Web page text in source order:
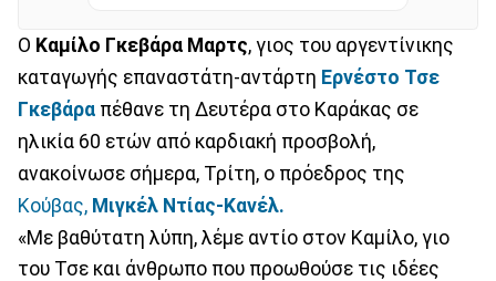
Ο Καμίλο Γκεβάρα Μαρτς, γιος του αργεντίνικης
καταγωγής επαναστάτη-αντάρτη Ερνέστο Τσε
Γκεβάρα πέθανε τη Δευτέρα στο Καράκας σε
ηλικία 60 ετών από καρδιακή προσβολή,
ανακοίνωσε σήμερα, Τρίτη, ο πρόεδρος της
Κούβας, Μιγκέλ Ντίας-Κανέλ.
«Με βαθύτατη λύπη, λέμε αντίο στον Καμίλο, γιο
του Τσε και άνθρωπο που προωθούσε τις ιδέες